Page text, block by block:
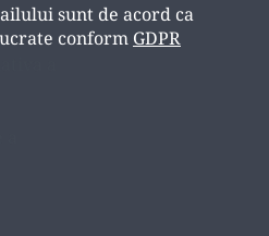
sunt de acord ca
conform GDPR